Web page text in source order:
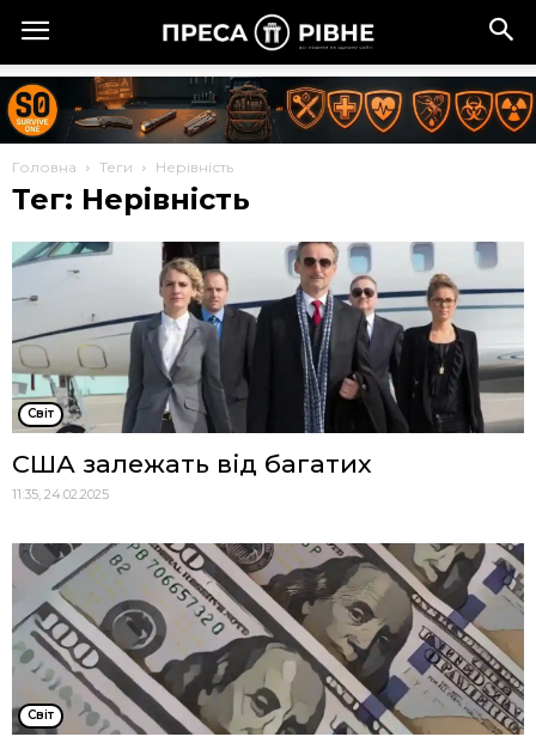
Головна Теги Нерівність
Тег: Нерівність
Cвіт
США залежать від багатих
11:35, 24.02.2025
Cвіт